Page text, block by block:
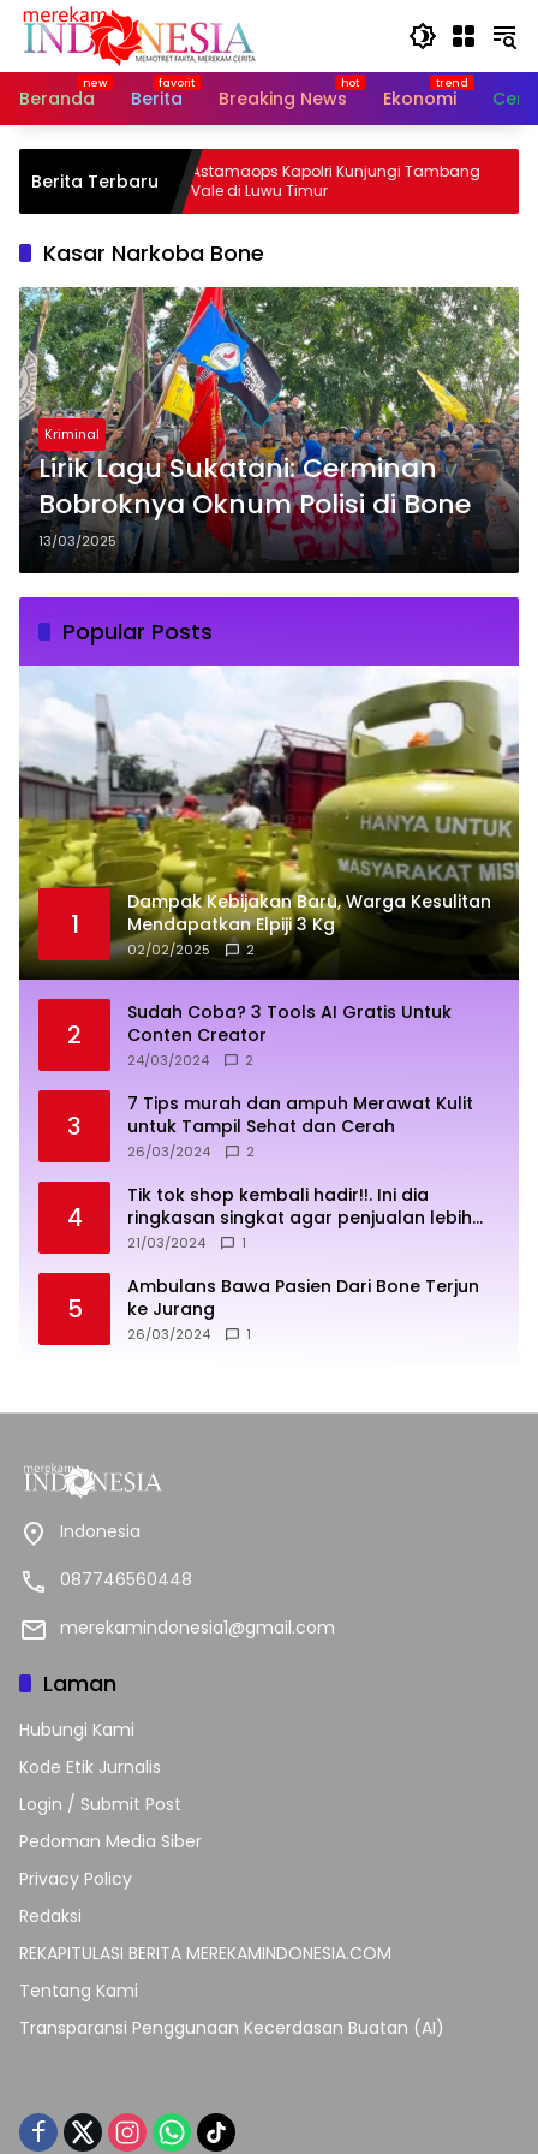
Langsung
Beranda
Berita Breaking News Ekonomi
Berita Terbaru
17
Astamaops Kapolri Kunjungi Tambang
Vale di Luwu Timur
Kasar Narkoba Bone
Kriminal
Lirik Lagu Sukatani: Cerminan
Bobroknya Oknum Polisi di Bone
13/03/2025
Popular Posts
1
Dampak Kebijakan Baru, Warga Kesulitan
Mendapatkan Elpiji 3 Kg
02/02/2025 2
2
Sudah Coba? 3 Tools AI Gratis Untuk
Conten Creator
24/03/2024 2
3
7 Tips murah dan ampuh Merawat Kulit
untuk Tampil Sehat dan Cerah
26/03/2024 2
4
Tik tok shop kembali hadir!!. Ini dia
ringkasan singkat agar penjualan lebih
sukses
21/03/2024 1
5
Ambulans Bawa Pasien Dari Bone Terjun
ke Jurang
26/03/2024 1
Indonesia
087746560448
merekamindonesia1@gmail.com
Laman
Hubungi Kami
Kode Etik Jurnalis
Login / Submit Post
Pedoman Media Siber
Privacy Policy
Redaksi
REKAPITULASI BERITA MEREKAMINDONESIA.COM
Tentang Kami
Transparansi Penggunaan Kecerdasan Buatan (AI)